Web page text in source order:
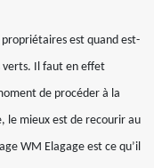
est quand est-
verts. Il faut en effet
de procéder à la
le mieux est de recourir au
WM Elagage est ce qu’il